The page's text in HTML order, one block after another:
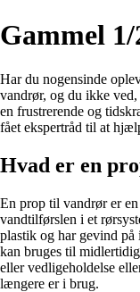
Gammel
Har du nogensinde
vandrør, og du ikke
en frustrerende og
fået ekspertråd til at
Hvad er en
En prop til vandrør er
vandtilførslen i et
plastik og har gevind på
kan bruges til
eller vedligeholdelse
længere er i brug.